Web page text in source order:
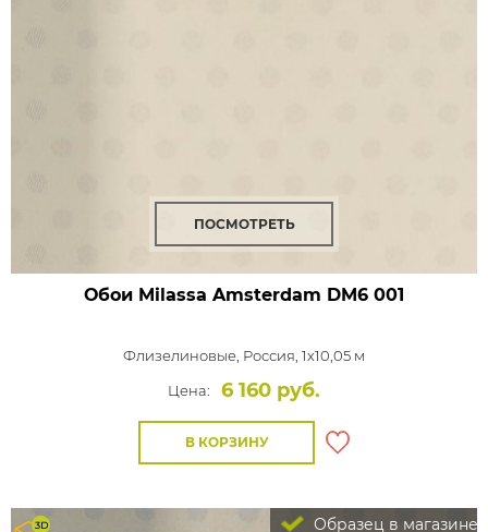
ПОСМОТРЕТЬ
Обои Milassa Amsterdam DM6 001
Флизелиновые, Россия, 1x10,05 м
Цена:
6 160 руб.
В КОРЗИНУ
Образец в магазине